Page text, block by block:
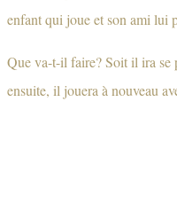
enfant qui joue et son ami lui
Que va-t-il faire? Soit il ira se
ensuite, il jouera à nouveau